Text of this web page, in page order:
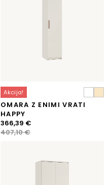
Akcija!
OMARA Z ENIMI VRATI
HAPPY
407,10€
Izvirna
cena
366,39 €
Trenutna
cena